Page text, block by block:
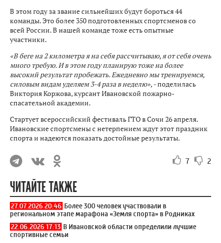
В этом году за звание сильнейших будут бороться 44
команды. Это более 350 подготовленных спортсменов со
всей России. В нашей команде тоже есть опытные
участники.
«В беге на 2 километра я на себя рассчитываю, я от себя очень
много требую. И в этом году планирую тоже на более
высокий результат пробежать. Ежедневно мы тренируемся,
силовым видам уделяем 3-4 раза в неделю», -поделилась
Виктория Коржова, курсант Ивановской пожарно-
спасательной академии.
Стартует всероссийский фестиваль ГТО в Сочи 26 апреля.
Ивановские спортсмены с нетерпением ждут этот праздник
спорта и надеются показать достойные результаты.
7 2
ЧИТАЙТЕ ТАКЖЕ
27.07.2026 20:46 Более 300 человек участвовали в
региональном этапе марафона «Земля спорта» в Родниках
22.06.2026 17:13 В Ивановской области определили лучшие
спортивные семьи